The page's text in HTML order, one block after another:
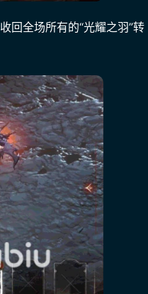
回全场所有的“光耀之羽”转